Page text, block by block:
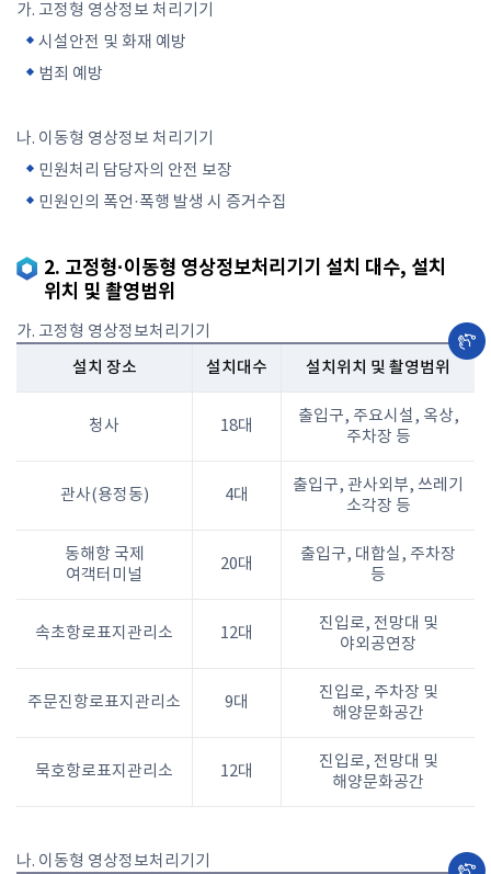
가. 고정형 영상정보 처리기기
시설안전 및 화재 예방
범죄 예방
나. 이동형 영상정보 처리기기
민원처리 담당자의 안전 보장
민원인의 폭언·폭행 발생 시 증거수집
2. 고정형·이동형 영상정보처리기기 설치 대수, 설치
위치 및 촬영범위
가. 고정형 영상정보처리기기
설치 장소
설치대수 설치위치 및 촬영범위
청사 18대
출입구, 주요시설, 옥상,
주차장 등
관사(용정동) 4대
출입구, 관사외부, 쓰레기
소각장 등
동해항 국제
여객터미널
20대
출입구, 대합실, 주차장
등
속초항로표지관리소 12대
진입로, 전망대 및
야외공연장
주문진항로표지관리소 9대
진입로, 주차장 및
해양문화공간
묵호항로표지관리소 12대
진입로, 전망대 및
해양문화공간
나. 이동형 영상정보처리기기